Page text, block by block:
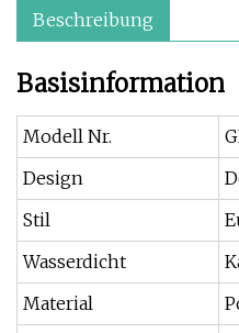
Beschreibung
Basisinformation
Modell Nr.
Design
Stil
Wasserdicht
Material